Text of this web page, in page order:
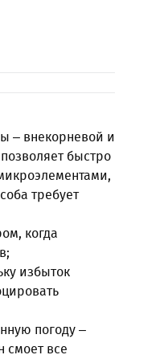
– внекорневой и
быстро
требует
когда
избыток
погоду –
смоет все